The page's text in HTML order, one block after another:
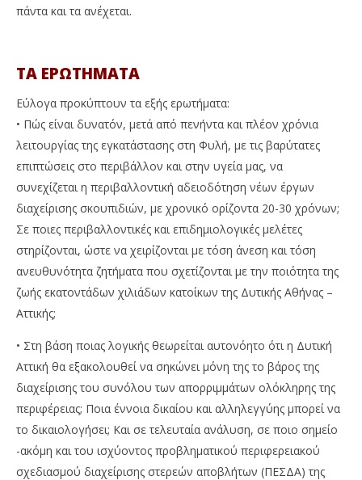
πάντα και τα ανέχεται.
ΤΑ ΕΡΩΤΗΜΑΤΑ
Εύλογα προκύπτουν τα εξής ερωτήματα:
• Πώς είναι δυνατόν, μετά από πενήντα και πλέον χρόνια
λειτουργίας της εγκατάστασης στη Φυλή, με τις βαρύτατες
επιπτώσεις στο περιβάλλον και στην υγεία μας, να
συνεχίζεται η περιβαλλοντική αδειοδότηση νέων έργων
διαχείρισης σκουπιδιών, με χρονικό ορίζοντα 20-30 χρόνων;
Σε ποιες περιβαλλοντικές και επιδημιολογικές μελέτες
στηρίζονται, ώστε να χειρίζονται με τόση άνεση και τόση
ανευθυνότητα ζητήματα που σχετίζονται με την ποιότητα της
ζωής εκατοντάδων χιλιάδων κατοίκων της Δυτικής Αθήνας –
Αττικής;
• Στη βάση ποιας λογικής θεωρείται αυτονόητο ότι η Δυτική
Αττική θα εξακολουθεί να σηκώνει μόνη της το βάρος της
διαχείρισης του συνόλου των απορριμμάτων ολόκληρης της
περιφέρειας; Ποια έννοια δικαίου και αλληλεγγύης μπορεί να
το δικαιολογήσει; Και σε τελευταία ανάλυση, σε ποιο σημείο
-ακόμη και του ισχύοντος προβληματικού περιφερειακού
σχεδιασμού διαχείρισης στερεών αποβλήτων (ΠΕΣΔΑ) της